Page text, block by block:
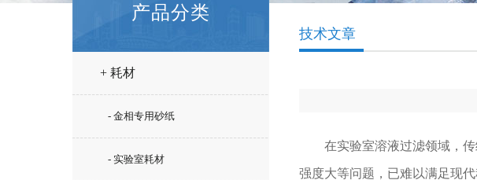
产品分类
+ 耗材
- 金相专用砂纸
- 实验室耗材
技术文章
在实验室溶液过滤领域，传
强度大等问题，已难以满足现